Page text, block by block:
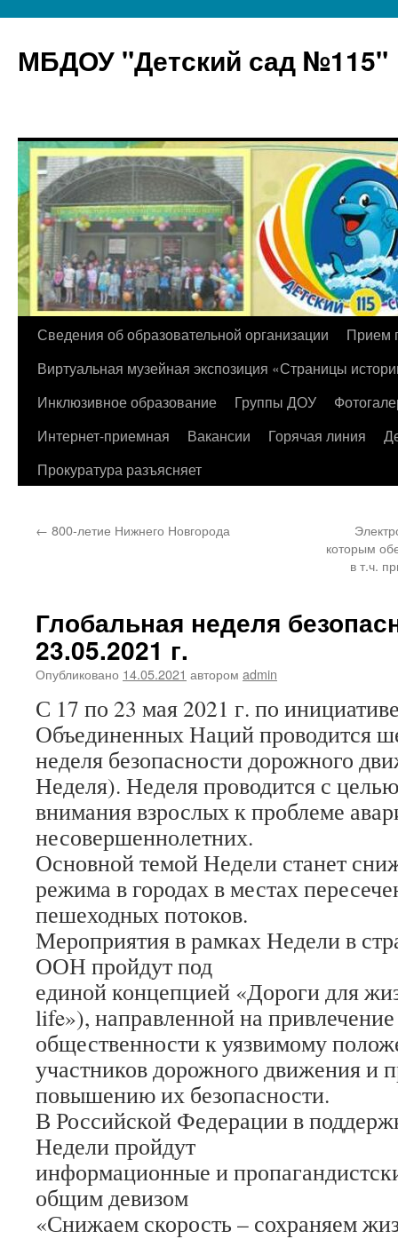
МБДОУ "Детский сад №115"
Перейти
содержимому
Сведения об образовательной организации
Прием
Виртуальная музейная экспозиция «Страницы
Инклюзивное образование
Группы ДОУ
Интернет-приемная
Вакансии Горячая линия
Прокуратура разъясняет
← 800-летие Нижнего Новгорода
которым
в т.ч.
Глобальная неделя
23.05.2021 г.
Опубликовано 14.05.2021 автором admin
С 17 по 23 мая 2021 г. по
Объединенных Наций проводится
неделя безопасности дорожного
Неделя). Неделя проводится с
внимания взрослых к проблеме
несовершеннолетних.
Основной темой Недели станет
режима в городах в местах
пешеходных потоков.
Мероприятия в рамках Недели в
ООН пройдут под
единой концепцией «Дороги для
life»), направленной на
общественности к уязвимому
участников дорожного движения и
повышению их безопасности.
В Российской Федерации в
Недели пройдут
информационные и
общим девизом
«Снижаем скорость – сохраняем